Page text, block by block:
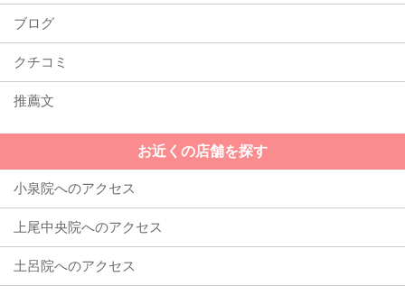
ブログ
クチコミ
推薦文
お近くの店舗を探す